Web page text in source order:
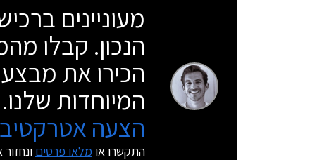
מעוניינים
הנכון. קבלו
הכירו את
המיוחדות שלנו.
הצעה
התקשרו או מלאו פרטים